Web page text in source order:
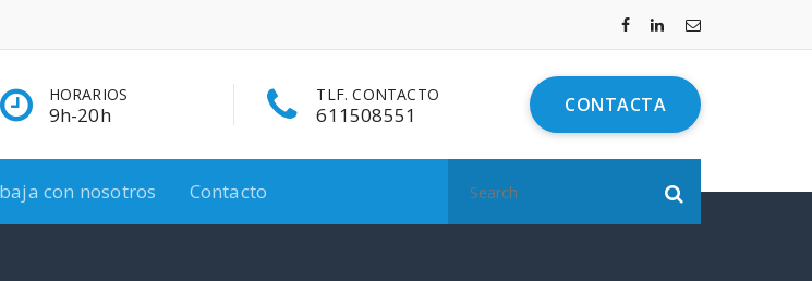
HORARIOS
9h-20h
TLF. CONTACTO
611508551 CONTACTA
con nosotros Contacto
for: